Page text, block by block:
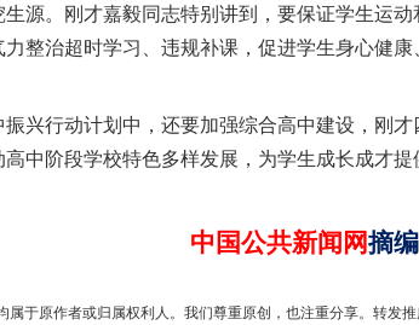
。刚才嘉毅同志特别讲到，要保证学生运动
整治超时学习、违规补课，促进学生身心健康
行动计划中，还要加强综合高中建设，刚才
中阶段学校特色多样发展，为学生成长成才提
中国公共新闻网摘编
于原作者或归属权利人。我们尊重原创，也注重分享。转发
“后车司机肯定在